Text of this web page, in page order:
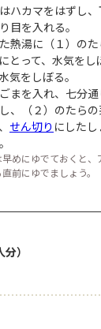
ハカマをはずし
目を入れる。
熱湯に（１）の
とって、水気を
気をしぼる。
まを入れ、七分通
、（２）のたらの
せん切り にした
めにゆでておくと
前にゆでましょう。
）